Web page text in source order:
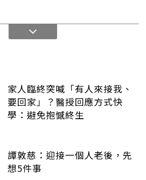
家人臨終突喊「有人來接我、
要回家」？醫授回應方式快
學：避免抱憾終生
譚敦慈：迎接一個人老後，先
想5件事